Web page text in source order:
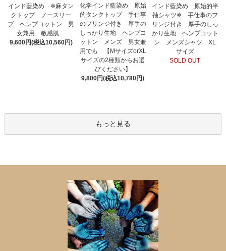
インド藍染め ✲麻タン
クトップ ノースリー
ブ ヘンプコットン 男
女兼用 敏感肌
9,600円(税込10,560円)
化学インド藍染め 原始
的タンクトップ 手仕事
のフリンジ付き 厚手の
しっかり生地 ヘンプコ
ットン メンズ 男女兼
用でも 【MサイズorXL
サイズの2種類からお選
びください】
9,800円(税込10,780円)
インド藍染め 原始的半
袖シャツ✲ 手仕事のフ
リンジ付き 厚手のしっ
かり生地 ヘンプコット
ン メンズシャツ XL
サイズ
SOLD OUT
もっと見る